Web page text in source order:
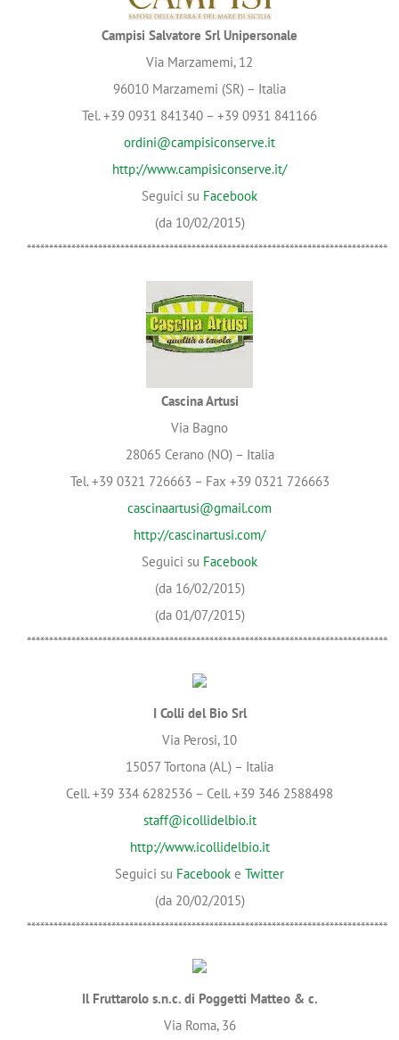
Campisi Salvatore Srl Unipersonale
Via Marzamemi, 12
96010 Marzamemi (SR) – Italia
Tel. +39 0931 841340 – +39 0931 841166
ordini@campisiconserve.it
http://www.campisiconserve.it/
Seguici su Facebook
(da 10/02/2015)
*********************************************************************************
Cascina Artusi
Via Bagno
28065 Cerano (NO) – Italia
Tel. +39 0321 726663 – Fax +39 0321 726663
cascinaartusi@gmail.com
http://cascinartusi.com/
Seguici su Facebook
(da 16/02/2015)
(da 01/07/2015)
*********************************************************************************
I Colli del Bio Srl
Via Perosi, 10
15057 Tortona (AL) – Italia
Cell. +39 334 6282536 – Cell. +39 346 2588498
staff@icollidelbio.it
http://www.icollidelbio.it
Seguici su Facebook e Twitter
(da 20/02/2015)
*********************************************************************************
Il Fruttarolo s.n.c. di Poggetti Matteo & c.
Via Roma, 36